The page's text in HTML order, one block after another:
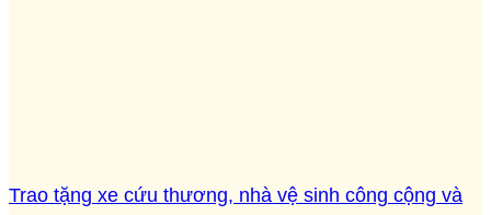
Trao tặng xe cứu thương, nhà vệ sinh công cộng và